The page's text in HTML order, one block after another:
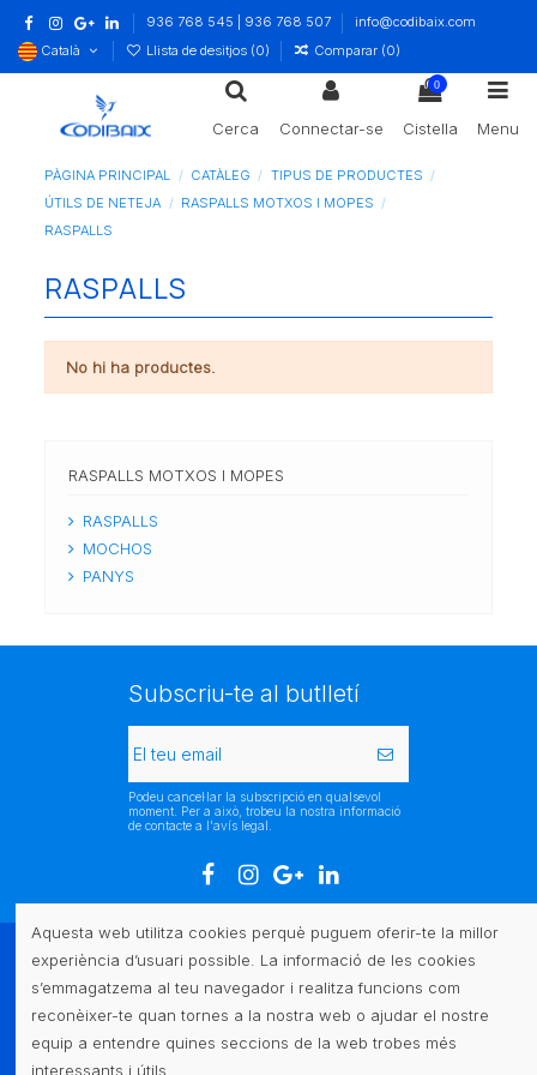
936 768 545 | 936 768 507
info@codibaix.com
Català
Llista de desitjos (0) Comparar (0)
Cerca Connectar-se
0
Cistella Menu
PÀGINA PRINCIPAL CATÀLEG
TIPUS DE PRODUCTES
ÚTILS DE NETEJA
RASPALLS MOTXOS I MOPES
RASPALLS
RASPALLS
No hi ha productes.
RASPALLS MOTXOS I MOPES
RASPALLS
MOCHOS
PANYS
Subscriu-te al butlletí
Podeu cancel·lar la subscripció en qualsevol
moment. Per a això, trobeu la nostra informació
de contacte a l'avís legal.
Atenció al client
Legal
Aquesta web utilitza cookies perquè puguem oferir-te la millor
experiència d’usuari possible. La informació de les cookies
s’emmagatzema al teu navegador i realitza funcions com
reconèixer-te quan tornes a la nostra web o ajudar el nostre
equip a entendre quines seccions de la web trobes més
interessants i útils.